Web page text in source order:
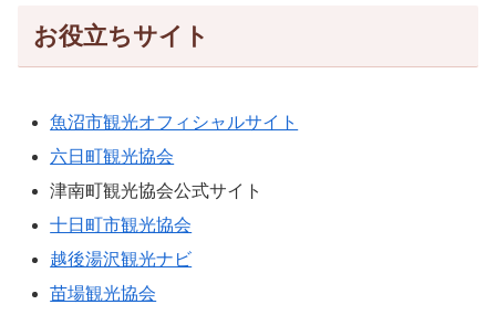
お役立ちサイト
魚沼市観光オフィシャルサイト
六日町観光協会
津南町観光協会公式サイト
十日町市観光協会
越後湯沢観光ナビ
苗場観光協会